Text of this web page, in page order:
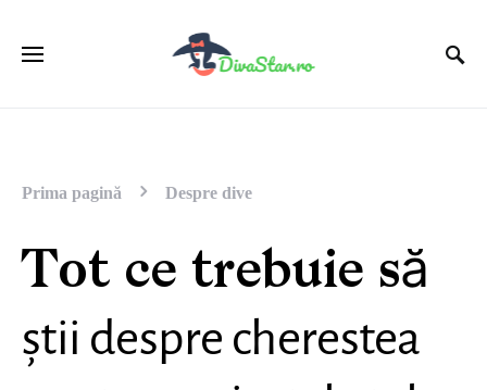
Prima pagină Despre dive
Tot ce trebuie să
știi despre cherestea